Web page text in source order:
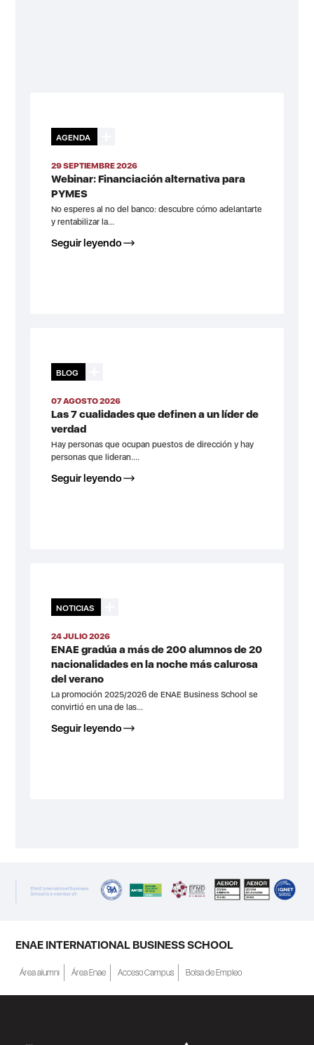
AGENDA
29 SEPTIEMBRE 2026
Webinar: Financiación alternativa para
PYMES
No esperes al no del banco: descubre cómo adelantarte
y rentabilizar la...
Seguir leyendo
BLOG
07 AGOSTO 2026
Las 7 cualidades que definen a un líder de
verdad
Hay personas que ocupan puestos de dirección y hay
personas que lideran....
Seguir leyendo
NOTICIAS
24 JULIO 2026
ENAE gradúa a más de 200 alumnos de 20
nacionalidades en la noche más calurosa
del verano
La promoción 2025/2026 de ENAE Business School se
convirtió en una de las...
Seguir leyendo
ENAE INTERNATIONAL BUSINESS SCHOOL
Área alumni Área Enae Acceso Campus Bolsa de Empleo